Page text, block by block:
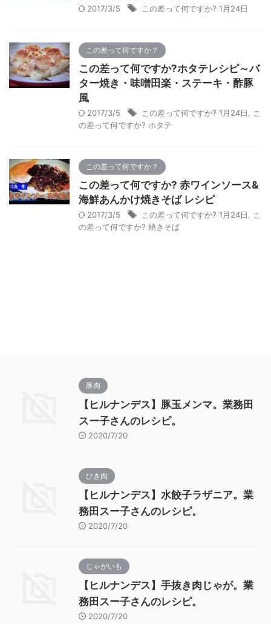
2017/3/5 この差って何ですか? 1月24日
この差って何ですか？
この差って何ですか?ホタテレシピ～バ
ター焼き・味噌田楽・ステーキ・酢豚
風
2017/3/5 この差って何ですか? 1月24日
こ
の差って何ですか? ホタテ
この差って何ですか？
この差って何ですか? 赤ワインソース&
海鮮あんかけ焼きそば レシピ
2017/3/5 この差って何ですか? 1月24日
こ
の差って何ですか? 焼きそば
豚肉
【ヒルナンデス】豚玉メンマ。業務田
スー子さんのレシピ。
2020/7/20
ひき肉
【ヒルナンデス】水餃子ラザニア。業
務田スー子さんのレシピ。
2020/7/20
じゃがいも
【ヒルナンデス】手抜き肉じゃが。業
務田スー子さんのレシピ。
2020/7/20